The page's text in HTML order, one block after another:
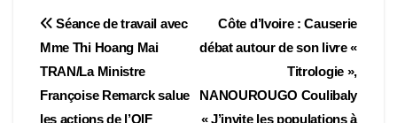
Navigation
de
l’article
Côte d’Ivoire : Causerie
débat autour de son livre «
Titrologie »,
NANOUROUGO Coulibaly
« J’invite les populations à
Séance de travail avec
Mme Thi Hoang Mai
TRAN/La Ministre
Françoise Remarck salue
les actions de l’OIF